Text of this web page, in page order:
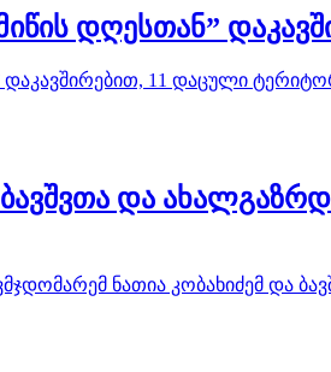
დღესთან”
11 დაცული
და
ნათია კობახიძემ და